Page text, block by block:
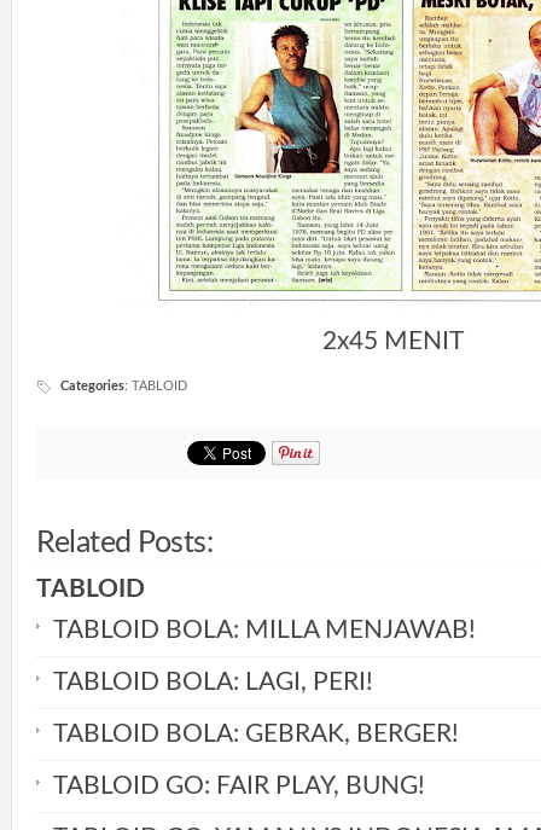
2x45 MENIT
Categories: TABLOID
Related Posts:
TABLOID
TABLOID BOLA: MILLA MENJAWAB!
TABLOID BOLA: LAGI, PERI!
TABLOID BOLA: GEBRAK, BERGER!
TABLOID GO: FAIR PLAY, BUNG!